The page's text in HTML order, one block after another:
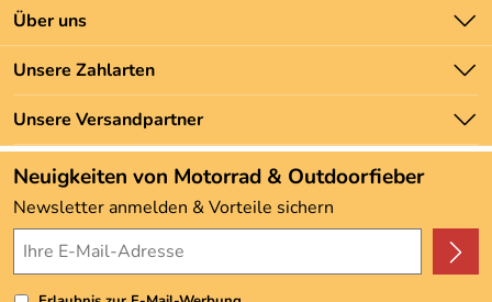
Kontakt
Batteriegesetz
Newsletter
Zahlung und Versand
Über uns
Unsere Bestseller
Marken
Neu
Angebote
Kundenbewertungen (3.492)
4,9/5*****
Unsere Zahlarten
Unsere Versandpartner
Neuigkeiten von Motorrad & Outdoorfieber
Newsletter anmelden & Vorteile sichern